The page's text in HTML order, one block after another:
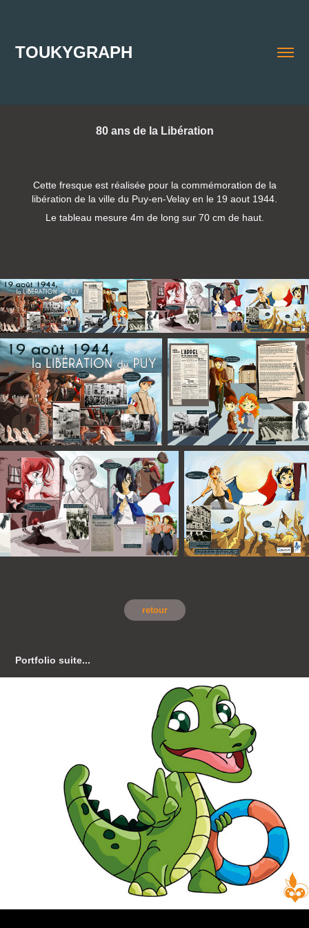
TOUKYGRAPH
80 ans de la Libération
Cette fresque est réalisée pour la commémoration de la
libération de la ville du Puy-en-Velay en le 19 aout 1944.
Le tableau mesure 4m de long sur 70 cm de haut.
retour
Portfolio suite...